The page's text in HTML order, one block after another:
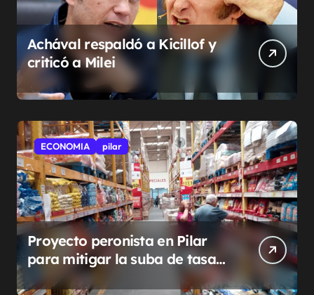
Achával respaldó a Kicillof y
criticó a Milei
ECONOMIA pilar
Proyecto peronista en Pilar
para mitigar la suba de tasas
municipales